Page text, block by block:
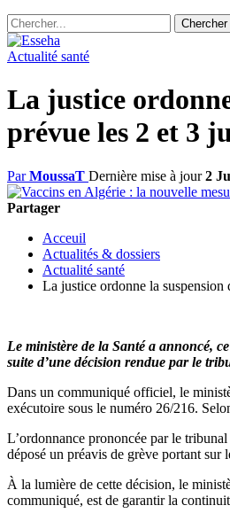
Actualité santé
La justice
prévue les 2 et 3
ParMoussaT Dernière mise à jour2
Partager
Acceuil
Actualités & dossiers
Actualité santé
La justice ordonne la suspension
Le ministère de la Santé a annoncé,
suite d’une décision rendue par le
Dans un communiqué officiel, le
exécutoire sous le numéro 26/216.
L’ordonnance prononcée par le
déposé un préavis de grève portant sur
À la lumière de cette décision, le
communiqué, est de garantir la